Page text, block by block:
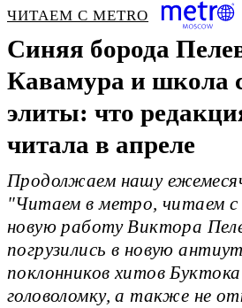
ЧИТАЕМ С METRO
Синяя борода
Кавамура и школа
элиты: что
читала в апреле
Продолжаем нашу
"Читаем в метро, читаем
новую работу Виктора
погрузились в новую
поклонников хитов
головоломку, а также не